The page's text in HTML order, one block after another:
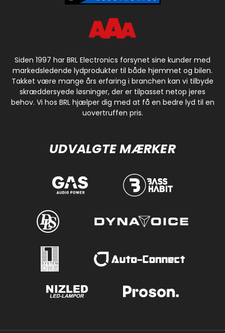
Siden 1997 har BRL Electronics forsynet sine kunder med
markedsledende lydprodukter til både hjemmet og bilen.
Takket være mange års erfaring i branchen kan vi tilbyde
skræddersyede løsninger, der er tilpasset netop jeres
behov. Vi hos BRL hjælper dig med at få en bedre lyd til en
uovertruffen pris.
UDVALGTE MÆRKER